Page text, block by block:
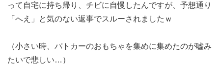
って自宅に持ち帰り、チビに自慢したんですが、予想通り
「へえ」と気のない返事でスルーされましたｗ
（小さい時、パトカーのおもちゃを集めに集めたのが嘘み
たいで悲しい…）